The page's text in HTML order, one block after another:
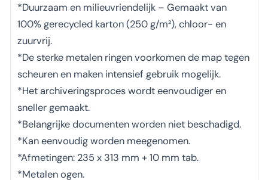
*Duurzaam en milieuvriendelijk – Gemaakt van
100% gerecycled karton (250 g/m²), chloor- en
zuurvrij.
*De sterke metalen ringen voorkomen de map tegen
scheuren en maken intensief gebruik mogelijk.
*Het archiveringsproces wordt eenvoudiger en
sneller gemaakt.
*Belangrijke documenten worden niet beschadigd.
*Kan eenvoudig worden meegenomen.
*Afmetingen: 235 x 313 mm + 10 mm tab.
*Metalen ogen.